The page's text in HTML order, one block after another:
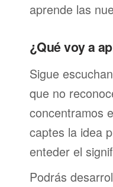
aprende las
¿Qué voy a
Sigue
que no
concentramos
captes la idea
enteder el
Podrás